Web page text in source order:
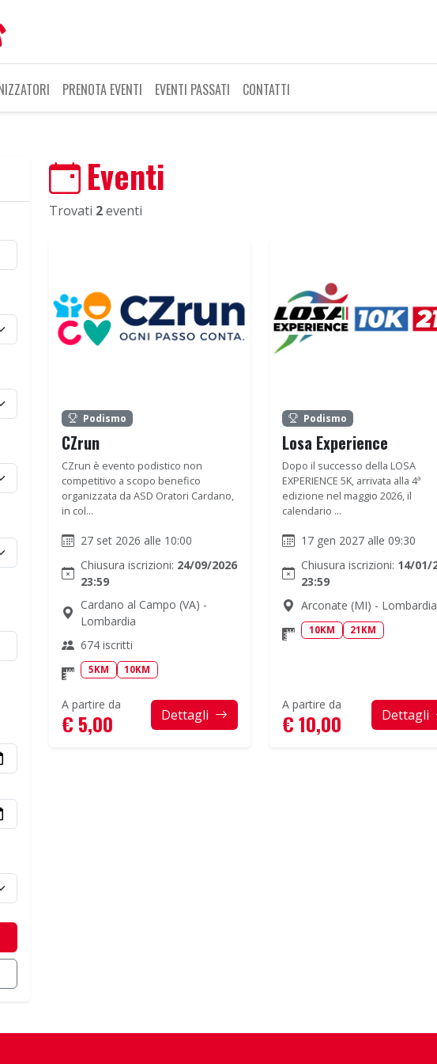
PRENOTA EVENTI EVENTI PASSATI CONTATTI
Eventi
Trovati 2eventi
Podismo
CZrun
CZrun è evento podistico non
competitivo a scopo benefico
organizzata da ASD Oratori Cardano,
in col...
27 set 2026 alle 10:00
Chiusura iscrizioni: 24/09/2026
23:59
Cardano al Campo (VA) -
Lombardia
674 iscritti
5KM 10KM
A partire da
€ 5,00 Dettagli
Podismo
Losa Experience
Dopo il successo della LOSA
EXPERIENCE 5K, arrivata alla 4ª
edizione nel maggio 2026, il
calendario ...
17 gen 2027 alle 09:30
Chiusura iscrizioni: 14/01/
23:59
Arconate (MI) - Lombardia
10KM 21KM
A partire da
€ 10,00 Dettagli